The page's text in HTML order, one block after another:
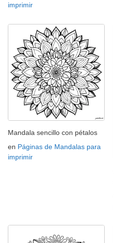
imprimir
Mandala sencillo con pétalos
en Páginas de Mandalas para
imprimir